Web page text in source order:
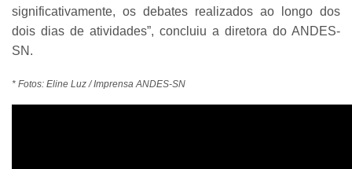
significativamente, os debates realizados ao longo dos
dois dias de atividades”, concluiu a diretora do ANDES-
SN.
* Fotos: Eline Luz / Imprensa ANDES-SN